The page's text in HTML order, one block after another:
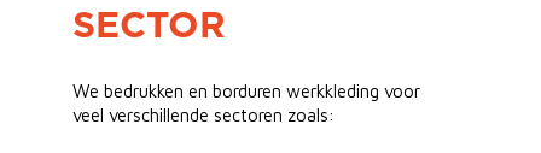
SECTOR
We bedrukken en borduren werkkleding voor
veel verschillende sectoren zoals: